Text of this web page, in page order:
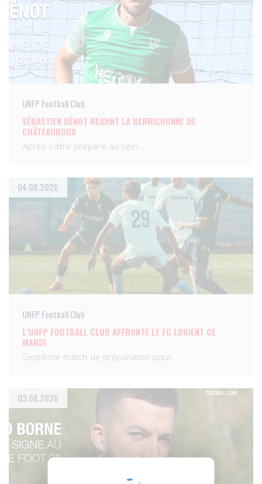
UNFP Football Club
SÉBASTIEN RÉNOT REJOINT LA BERRICHONNE DE
CHÂTEAUROUX
Après s’être préparé au sein…
04.08.2026
UNFP Football Club
L’UNFP FOOTBALL CLUB AFFRONTE LE FC LORIENT CE
MARDI
Septième match de préparation pour…
03.08.2026